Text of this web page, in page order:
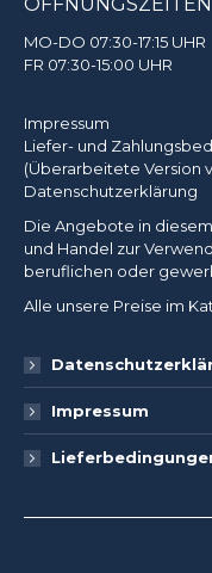
MO-DO 07:30-17:15 UHR
FR 07:30-15:00 UHR
Impressum
Liefer- und
(Überarbeitete Version
Datenschutzerklärung
Die Angebote in
und Handel zur
beruflichen oder
Alle unsere Preise im
Impressum